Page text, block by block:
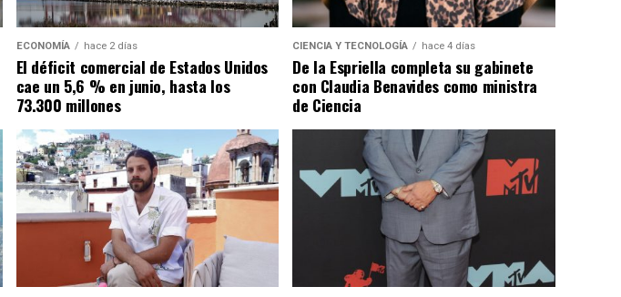
ECONOMÍA hace 2 días
El déficit comercial de Estados Unidos
cae un 5,6 % en junio, hasta los
73.300 millones
CIENCIA Y TECNOLOGÍA hace 4 días
De la Espriella completa su gabinete
con Claudia Benavides como ministra
de Ciencia